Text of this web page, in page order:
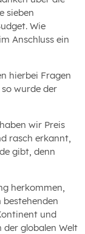
sieben
Wie
Anschluss ein
hierbei Fragen
wurde der
wir Preis
rasch erkannt,
gibt, denn
herkommen,
und
der globalen Welt